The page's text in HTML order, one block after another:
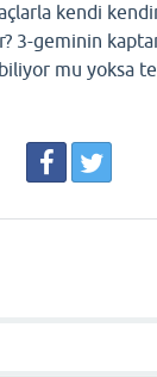
kendi
3-geminin
mu yoksa